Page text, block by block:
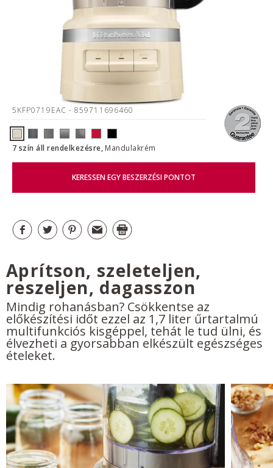
5KFP0719EAC - 859711696460
7 szín áll rendelkezésre, Mandulakrém
KERESSEN EGY BESZERZÉSI PONTOT
Aprítson, szeleteljen,
reszeljen, dagasszon
Mindig rohanásban? Csökkentse az
előkészítési időt ezzel az 1,7 liter űrtartalmú
multifunkciós kisgéppel, tehát le tud ülni, és
élvezheti a gyorsabban elkészült egészséges
ételeket.